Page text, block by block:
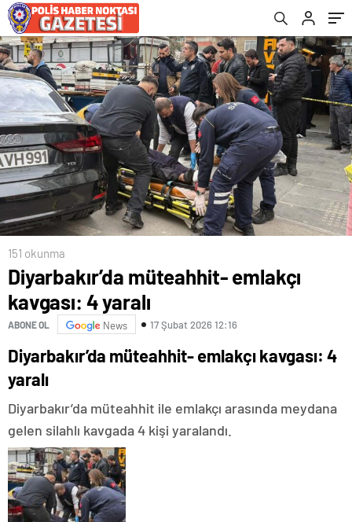
151 okunma
Diyarbakır’da müteahhit- emlakçı
kavgası: 4 yaralı
ABONE OL News 17 Şubat 2026 12:16
Diyarbakır’da müteahhit- emlakçı kavgası: 4
yaralı
Diyarbakır’da müteahhit ile emlakçı arasında meydana
gelen silahlı kavgada 4 kişi yaralandı.